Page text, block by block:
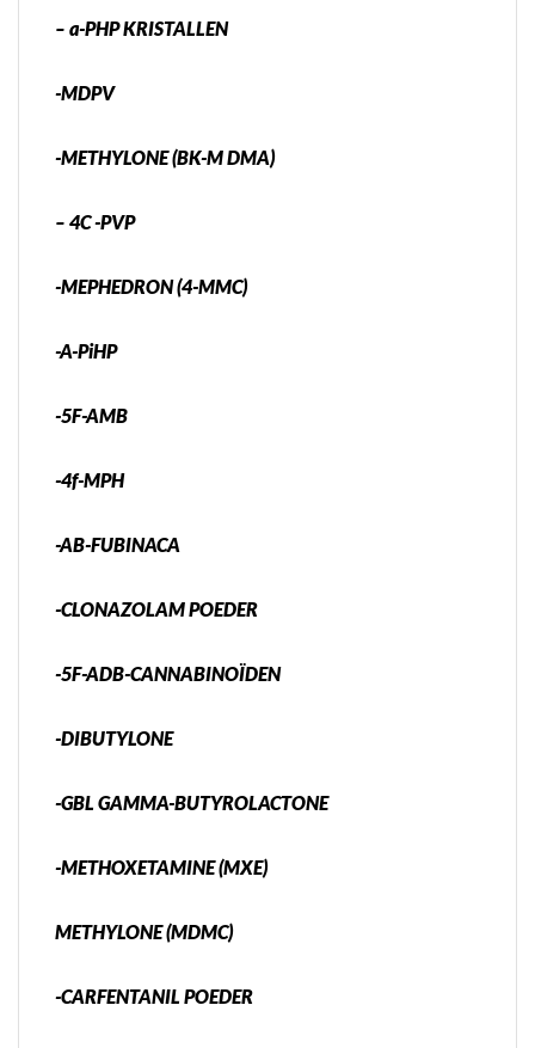
– a-PHP KRISTALLEN
-MDPV
-METHYLONE (BK-M DMA)
– 4C -PVP
-MEPHEDRON (4-MMC)
-A-PiHP
-5F-AMB
-4f-MPH
-AB-FUBINACA
-CLONAZOLAM POEDER
-5F-ADB-CANNABINOÏDEN
-DIBUTYLONE
-GBL GAMMA-BUTYROLACTONE
-METHOXETAMINE (MXE)
METHYLONE (MDMC)
-CARFENTANIL POEDER